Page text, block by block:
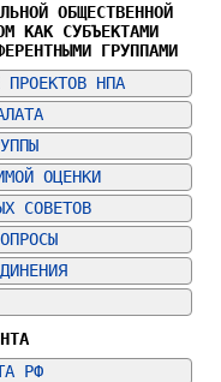
ОБЩЕСТВЕННОЙ
КАК СУБЪЕКТАМИ
ГРУППАМИ
ПРОЕКТОВ НПА
ОЦЕНКИ
СОВЕТОВ
РФ